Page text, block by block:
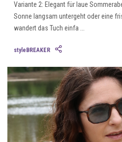
Variante 2: Elegant für laue
Sonne langsam untergeht oder eine
wandert das Tuch einfa ...
styleBREAKER